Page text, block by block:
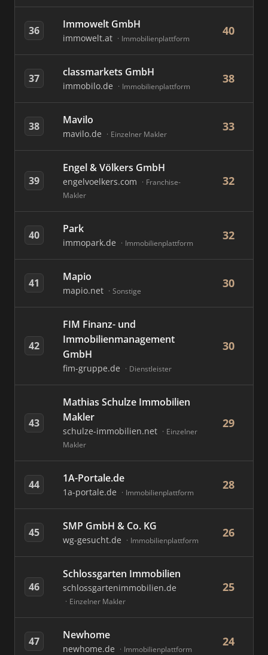
36 Immowelt GmbH
immowelt.at Immobilienplattform
40
37 classmarkets GmbH
immobilo.de Immobilienplattform
38
38 Mavilo
mavilo.de Einzelner Makler
33
39
Engel & Völkers GmbH
engelvoelkers.com
Franchise-
Makler
32
40 Park
immopark.de Immobilienplattform
32
41 Mapio
mapio.net Sonstige
30
42
FIM Finanz- und
Immobilienmanagement
GmbH
fim-gruppe.de Dienstleister
30
43
Mathias Schulze Immobilien
Makler
schulze-immobilien.net
Einzelner
Makler
29
44 1A-Portale.de
1a-portale.de Immobilienplattform
28
45 SMP GmbH & Co. KG
wg-gesucht.de Immobilienplattform
26
46
Schlossgarten Immobilien
schlossgartenimmobilien.de
Einzelner Makler
25
47 Newhome
newhome.de Immobilienplattform
24